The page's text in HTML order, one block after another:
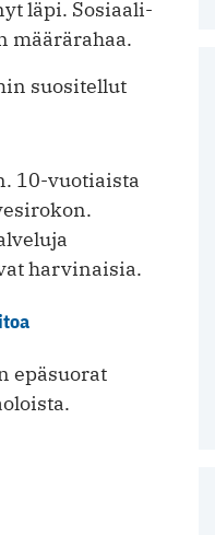
läpi. Sosiaali-
määrärahaa.
suositellut
10-vuotiaista
harvinaisia.
epäsuorat